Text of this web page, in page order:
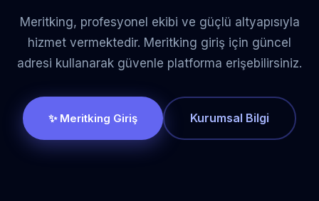
Meritking, profesyonel ekibi ve güçlü altyapısıyla
hizmet vermektedir. Meritking giriş için güncel
adresi kullanarak güvenle platforma erişebilirsiniz.
✨ Meritking Giriş Kurumsal Bilgi